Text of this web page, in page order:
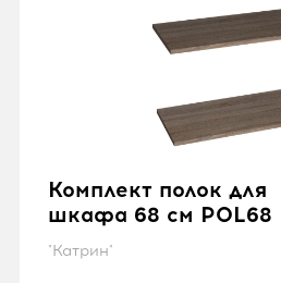
Комплект полок для
шкафа 68 см POL68
"Катрин"